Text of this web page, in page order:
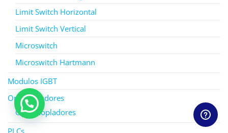
Limit Switch Horizontal
Limit Switch Vertical
Microswitch
Microswitch Hartmann
Modulos IGBT
Optocopladores
Optoacopladores
PLCs